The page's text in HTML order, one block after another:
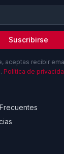
Suscribirse
aceptas recibir
Política de